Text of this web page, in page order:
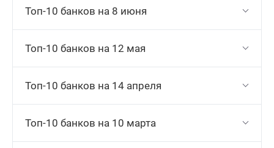
Топ-10 банков на 8 июня
Топ-10 банков на 12 мая
Топ-10 банков на 14 апреля
Топ-10 банков на 10 марта